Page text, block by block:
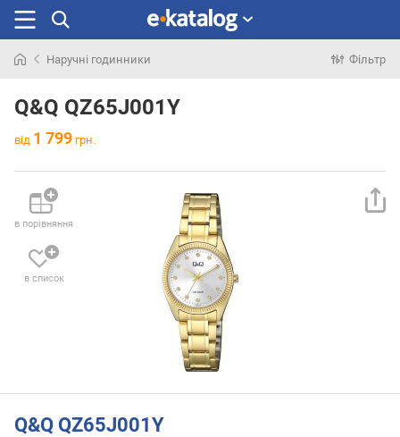
раніше
Наручні годинники Фільтр
Q&Q QZ65J001Y
від 1 799 грн.
в порівняння
в список
Q&Q QZ65J001Y